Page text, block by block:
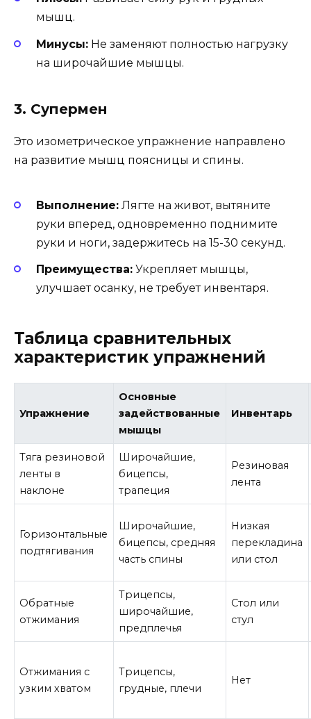
мышц.
Минусы: Не заменяют полностью нагрузку
на широчайшие мышцы.
3. Супермен
Это изометрическое упражнение направлено
на развитие мышц поясницы и спины.
Выполнение: Лягте на живот, вытяните
руки вперед, одновременно поднимите
руки и ноги, задержитесь на 15-30 секунд.
Преимущества: Укрепляет мышцы,
улучшает осанку, не требует инвентаря.
Таблица сравнительных
характеристик упражнений
Упражнение
Основные
задействованные
мышцы
Инвентарь
Тяга резиновой
ленты в
наклоне
Широчайшие,
бицепсы,
трапеция
Резиновая
лента
Горизонтальные
подтягивания
Широчайшие,
бицепсы, средняя
часть спины
Низкая
перекладина
или стол
Обратные
отжимания
Трицепсы,
широчайшие,
предплечья
Стол или
стул
Отжимания с
узким хватом
Трицепсы,
грудные, плечи
Нет